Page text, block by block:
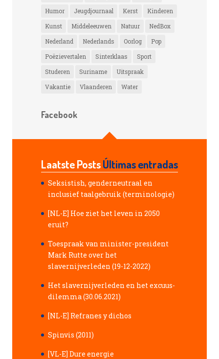
Humor
Jeugdjournaal Kerst
Kinderen
Kunst
Middeleeuwen Natuur
NedBox
Nederland
Nederlands Oorlog
Pop
Poëzievertalen
Sinterklaas
Sport
Studeren
Suriname
Uitspraak
Vakantie
Vlaanderen Water
Facebook
Laatste PostsÚltimas entradas
Seksistish, genderneutraal en
inclusief taalgebruik (terminologie)
[NL-E] Hoe ziet het leven in 2050
eruit?
Toespraak van minister-president
Mark Rutte over het
slavernijverleden (19-12-2022)
Het slavernijverleden en het excuus-
dilemma (30.06.2021)
[NL-E] Refranes y dichos
Spinvis (2011)
[VL-E] Dure energie